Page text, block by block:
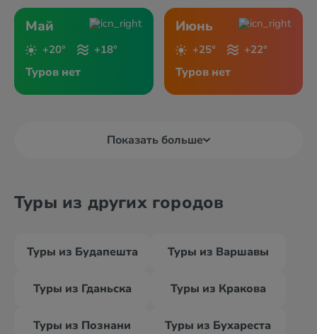
Май
+20° +18°
Туров нет
Июнь
+25° +22°
Туров нет
Показать больше
Туры из других городов
Туры из Будапешта Туры из Варшавы
Туры из Гданьска Туры из Кракова
Туры из Познани Туры из Бухареста